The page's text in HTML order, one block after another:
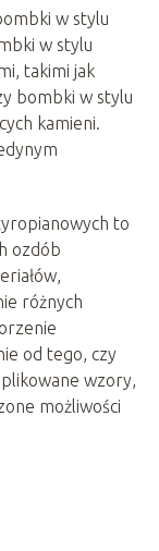
w stylu
w stylu
takimi jak
bombki w stylu
kamieni.
to
ozdób
różnych
od tego, czy
wzory,
możliwości